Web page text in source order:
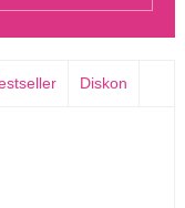
Diskon